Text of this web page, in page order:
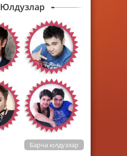
Юлдузлар
Барча юлдузлар